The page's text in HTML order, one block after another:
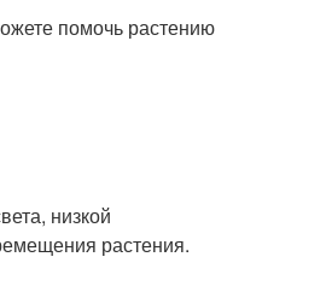
помочь растению
низкой
растения.